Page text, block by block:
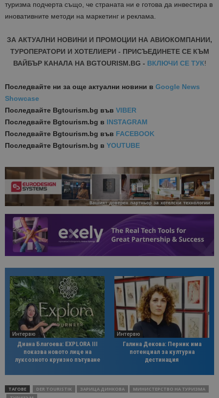
туризма подчерта също, че страната ни е готова да инвестира в
иновативните методи на маркетинг и реклама.
ЗА АКТУАЛНИ НОВИНИ И ПРОМОЦИИ НА АВИОКОМПАНИИ,
ТУРОПЕРАТОРИ И ХОТЕЛИЕРИ - ПРИСЪЕДИНЕТЕ СЕ КЪМ
ВАЙБЪР КАНАЛА НА BGTOURISM.BG - ВКЛЮЧИ СЕ ТУК!
Последвайте ни за още актуални новини в Google News
Showcase
Последвайте Bgtourism.bg във VIBER
Последвайте Bgtourism.bg в INSTAGRAM
Последвайте Bgtourism.bg във FACEBOOK
Последвайте Bgtourism.bg в YOUTUBE
Интервю
Диана Благоева: EXPLORA III
показва новото лице на
луксозното круизно пътуване
Интервю
Галина Декова: Перник има
потенциал за културна
дестинация
ТАГОВЕ DER TOURISTIK ЗАРИЦА ДИНКОВА
МИНИСТЕРСТВО НА ТУРИЗМА